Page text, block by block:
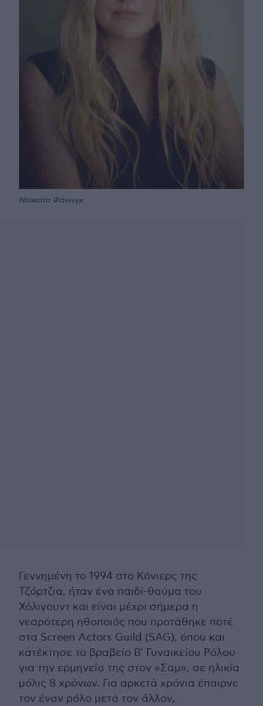
Ντακότα Φάνινγκ
Γεννημένη το 1994 στο Κόνιερς της
Τζόρτζια, ήταν ένα παιδί-θαύμα του
Χόλιγουντ και είναι μέχρι σήμερα η
νεαρότερη ηθοποιός που προτάθηκε ποτέ
στα Screen Actors Guild (SAG), όπου και
κατέκτησε το βραβείο Β’ Γυναικείου Ρόλου
για την ερμηνεία της στον «Σαμ», σε ηλικία
μόλις 8 χρόνων. Για αρκετά χρόνια έπαιρνε
τον έναν ρόλο μετά τον άλλον,